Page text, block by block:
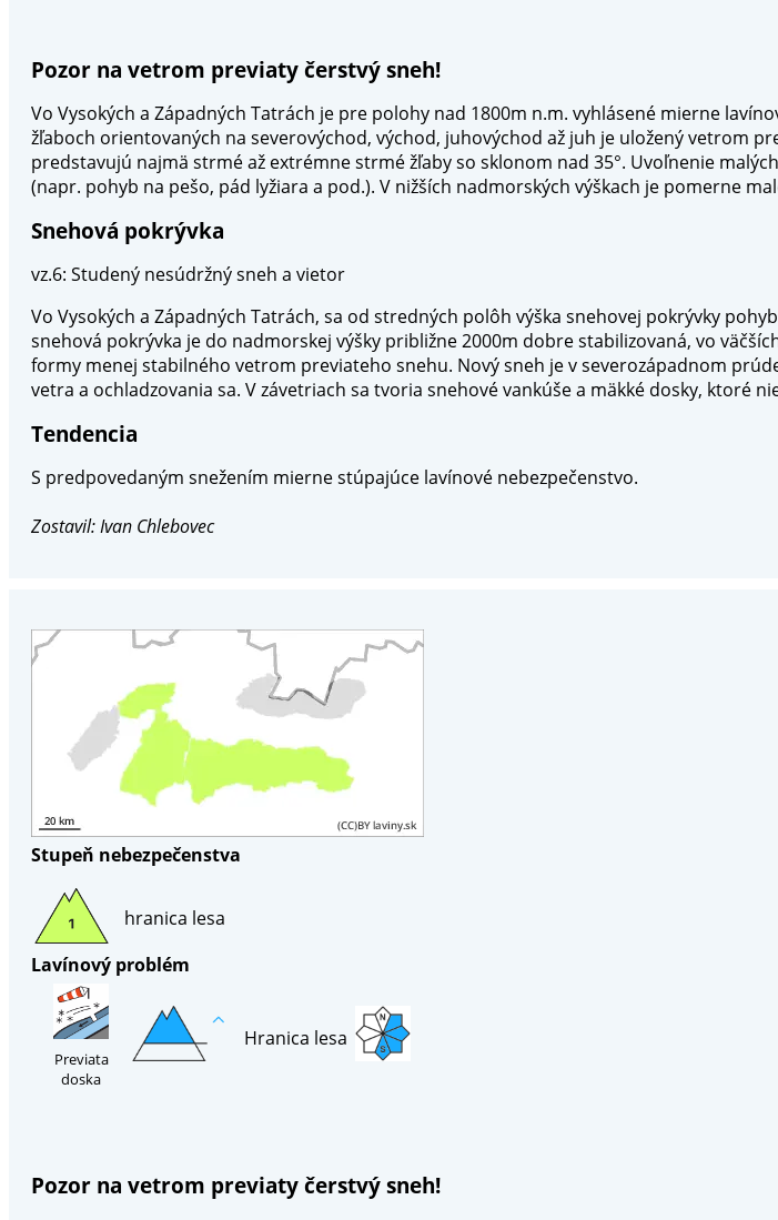
Pozor na vetrom previaty čerstvý sneh!
Vo Vysokých a Západných Tatrách je pre polohy nad 1800m n.m. vyhlásené mierne
žľaboch orientovaných na severovýchod, východ, juhovýchod až juh je uložený vetrom
predstavujú najmä strmé až extrémne strmé žľaby so sklonom nad 35°. Uvoľnenie
(napr. pohyb na pešo, pád lyžiara a pod.). V nižších nadmorských výškach je pomerne
Snehová pokrývka
vz.6: Studený nesúdržný sneh a vietor
Vo Vysokých a Západných Tatrách, sa od stredných polôh výška snehovej pokrývky
snehová pokrývka je do nadmorskej výšky približne 2000m dobre stabilizovaná, vo
formy menej stabilného vetrom previateho snehu. Nový sneh je v severozápadnom
vetra a ochladzovania sa. V závetriach sa tvoria snehové vankúše a mäkké dosky, ktoré
Tendencia
S predpovedaným snežením mierne stúpajúce lavínové nebezpečenstvo.
Zostavil: Ivan Chlebovec
Stupeň nebezpečenstva
hranica lesa
Lavínový problém
Previata
doska
Hranica lesa
Pozor na vetrom previaty čerstvý sneh!